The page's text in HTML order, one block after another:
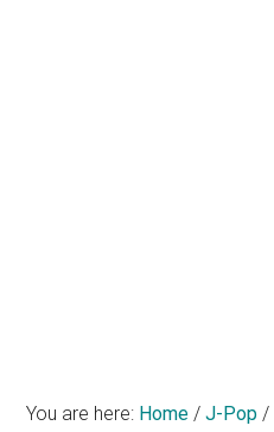
You are here: Home / J-Pop /